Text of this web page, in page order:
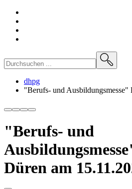
dhpg
"Berufs- und
"Berufs- und
Düren am